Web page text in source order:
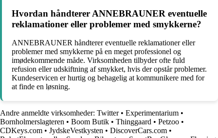
Hvordan håndterer ANNEBRAUNER eventuelle
reklamationer eller problemer med smykkerne?
ANNEBRAUNER håndterer eventuelle reklamationer eller
problemer med smykkerne på en meget professionel og
imødekommende måde. Virksomheden tilbyder ofte fuld
refusion eller udskiftning af smykket, hvis der opstår problemer.
Kundeservicen er hurtig og behagelig at kommunikere med for
at finde en løsning.
Andre anmeldte virksomheder: Twitter• Experimentarium •
Bornholmerslagteren • Boom Butik • Thinggaard • Petzoo •
CDKeys.com • JydskeVestkysten • DiscoverCars.com •